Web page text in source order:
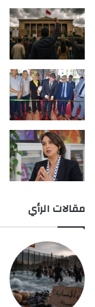
مقالات الرأي